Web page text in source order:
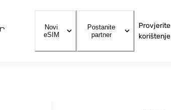
Novi
eSIM
Postanite
partner
Provjerite
korištenje